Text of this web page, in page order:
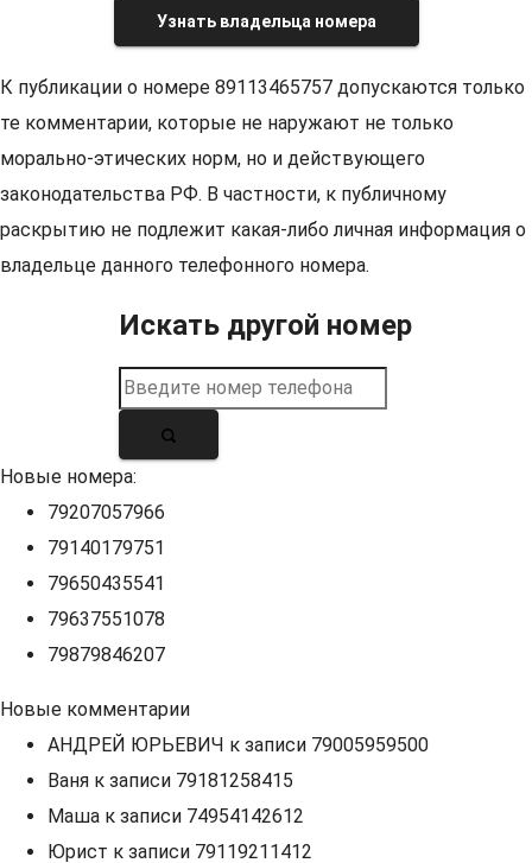
Узнать владельца номера
К публикации о номере 89113465757 допускаются только
те комментарии, которые не наружают не только
морально-этических норм, но и действующего
законодательства РФ. В частности, к публичному
раскрытию не подлежит какая-либо личная информация о
владельце данного телефонного номера.
Искать другой номер
Новые номера:
79207057966
79140179751
79650435541
79637551078
79879846207
Новые комментарии
АНДРЕЙ ЮРЬЕВИЧ к записи 79005959500
Ваня к записи 79181258415
Маша к записи 74954142612
Юрист к записи 79119211412